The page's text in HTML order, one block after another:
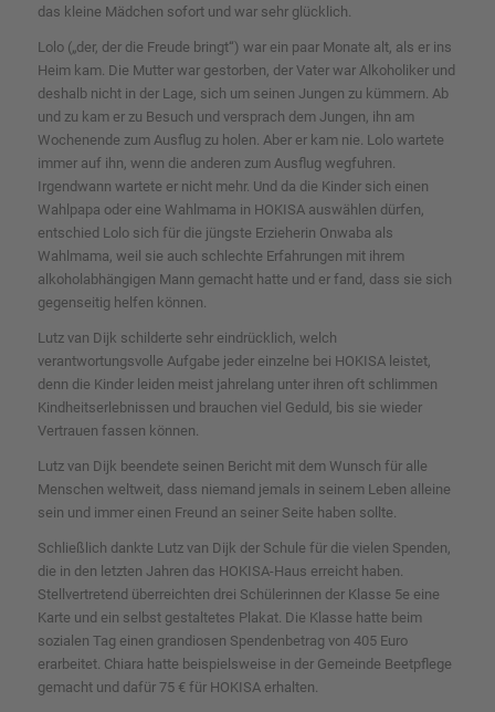
das kleine Mädchen sofort und war sehr glücklich.
Lolo („der, der die Freude bringt“) war ein paar Monate alt, als er ins
Heim kam. Die Mutter war gestorben, der Vater war Alkoholiker und
deshalb nicht in der Lage, sich um seinen Jungen zu kümmern. Ab
und zu kam er zu Besuch und versprach dem Jungen, ihn am
Wochenende zum Ausflug zu holen. Aber er kam nie. Lolo wartete
immer auf ihn, wenn die anderen zum Ausflug wegfuhren.
Irgendwann wartete er nicht mehr. Und da die Kinder sich einen
Wahlpapa oder eine Wahlmama in HOKISA auswählen dürfen,
entschied Lolo sich für die jüngste Erzieherin Onwaba als
Wahlmama, weil sie auch schlechte Erfahrungen mit ihrem
alkoholabhängigen Mann gemacht hatte und er fand, dass sie sich
gegenseitig helfen können.
Lutz van Dijk schilderte sehr eindrücklich, welch
verantwortungsvolle Aufgabe jeder einzelne bei HOKISA leistet,
denn die Kinder leiden meist jahrelang unter ihren oft schlimmen
Kindheitserlebnissen und brauchen viel Geduld, bis sie wieder
Vertrauen fassen können.
Lutz van Dijk beendete seinen Bericht mit dem Wunsch für alle
Menschen weltweit, dass niemand jemals in seinem Leben alleine
sein und immer einen Freund an seiner Seite haben sollte.
Schließlich dankte Lutz van Dijk der Schule für die vielen Spenden,
die in den letzten Jahren das HOKISA-Haus erreicht haben.
Stellvertretend überreichten drei Schülerinnen der Klasse 5e eine
Karte und ein selbst gestaltetes Plakat. Die Klasse hatte beim
sozialen Tag einen grandiosen Spendenbetrag von 405 Euro
erarbeitet. Chiara hatte beispielsweise in der Gemeinde Beetpflege
gemacht und dafür 75 € für HOKISA erhalten.